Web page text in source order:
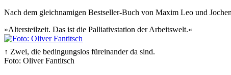
Nach dem gleichnamigen Bestseller-Buch von Maxim Leo und
»Altersteilzeit. Das ist die Palliativstation der Arbeitswelt.«
↑ Zwei, die bedingungslos füreinander da sind.
Foto: Oliver Fantitsch